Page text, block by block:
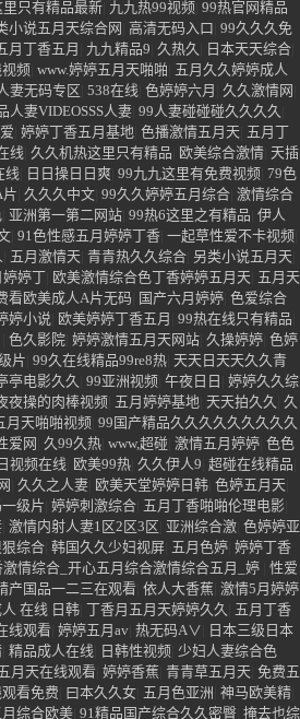
人色|久久9视频 |五月丁香激情综合网 |国产人
色欲香| 丁香五月天欧洲在线|AV五月丁香|欧
婷五月基地| 亚洲视频操 日本一级黄色电影|丁
|青青草视频福利|狠狠干天天日|婷婷伊人綜
月婷婷网|69色色视频 |色婷婷小说网|久久久av
|久久5 9视频免费观看|婷婷五月成人|4399在线
里只有精品最新|九九热99视频|99热官网精品
小说五月天综合网|高清无码入口|99久久久免
月丁香五月|九九精品9|久热久|日本天天综合|
频|www.婷婷五月天啪啪|五月久久婷婷成人
妻无码专区|538在线|色婷婷六月|久久激情网
人妻VIDEOSSS人妻 |99人妻碰碰碰久久久久|
|婷婷丁香五月基地|色播激情五月天|五月丁
线|久久机热这里只有精品|欧美综合激情|天插
线|日日操日日爽|99九九这里有免费视频|79色
片|久久久中文|99久久婷婷五月综合|激情综合
亚洲第一第二网站|99热6这里之有精品|伊人
|91色性感五月婷婷丁香| 一起草性爱不卡视频
|五月激情天 |青青热久久综合|另类小说五月天|
婷婷丁|欧美激情综合色丁香婷婷五月天|五月天
看欧美成人A片无码|国产六月婷婷|色爱综合
婷小说|欧美婷婷丁香五月 |99热在线只有精品|
|色久影院| 婷婷激情五月天网站| 久操婷婷|色婷
片|99久在线精品99re8热|天天日天天久久青
亭电影久久|99亚洲视频|午夜日日|婷婷久久综
夜操的肉棒视频|五月婷婷基地|天天拍久久|久
月天啪啪视频|99国产精品久久久久久久久久久
爱网|久99久热|www,超碰|激情五月婷婷 色色
视频在线|欧美99热| 久久伊人9|超碰在线精品|
| 久久之人妻 | 欧美天堂婷婷日韩|色婷五月天|
级片| 婷婷刺激综合|五月丁香啪啪伦理电影|
激情内射人妻1区2区3区|亚洲综合激|色婷婷亚
综合|韩国久久少妇视屏 |五月色婷| 婷婷丁香
情综合_开心五月综合激情综合五月_婷|性爱